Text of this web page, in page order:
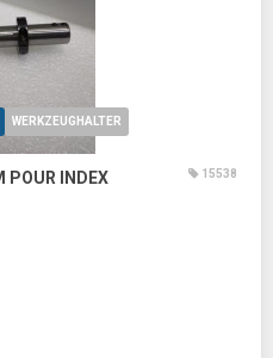
WERKZEUGHALTER
POUR INDEX
15538